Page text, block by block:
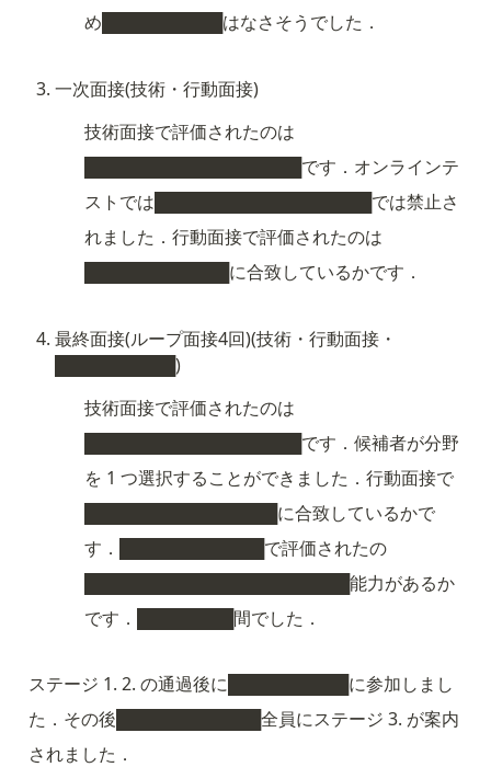
め██████████はなさそうでした．
一次面接(技術・行動面接)
技術面接で評価されたのは
██████████████████です．オンラインテ
ストでは██████████████████では禁止さ
れました．行動面接で評価されたのは
████████████に合致しているかです．
最終面接(ループ面接4回)(技術・行動面接・
██████████)
技術面接で評価されたのは
██████████████████です．候補者が分野
を 1 つ選択することができました．行動面接で
████████████████に合致しているかで
す．████████████で評価されたの
██████████████████████能力があるか
です．████████間でした．
ステージ 1. 2. の通過後に██████████に参加しまし
た．その後████████████全員にステージ 3. が案内
されました．